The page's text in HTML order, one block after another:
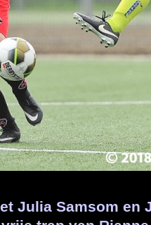
Julia Samsom en